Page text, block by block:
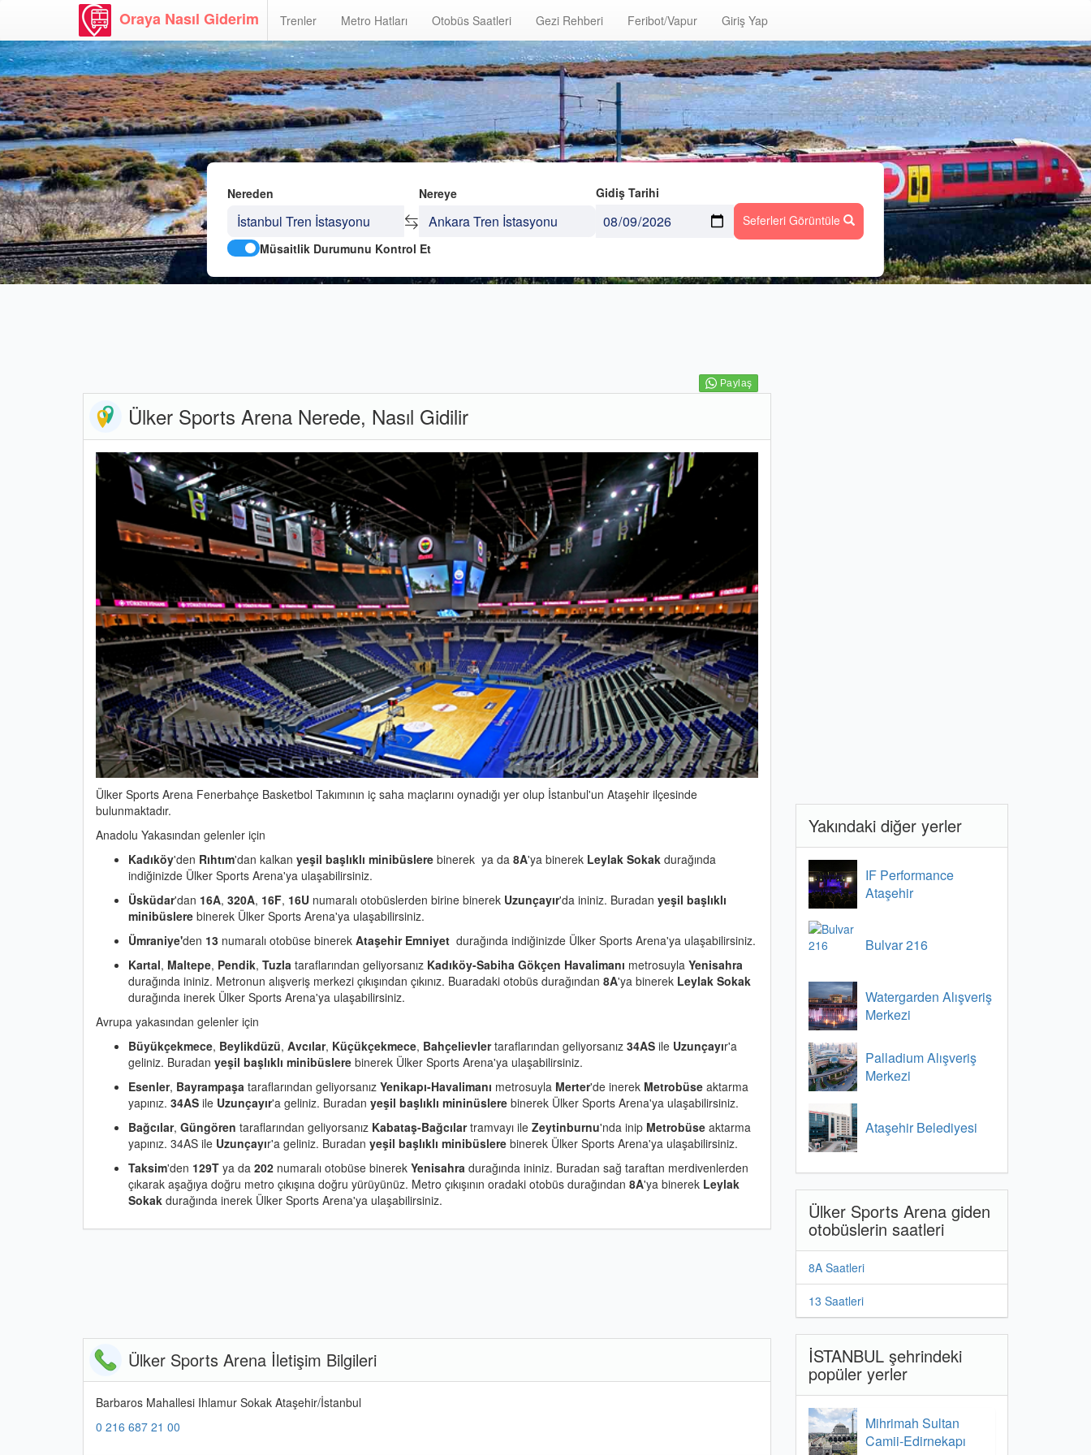
Oraya Nasıl Giderim Trenler Metro Hatları Otobüs Saatleri Gezi Rehberi Feribot/Vapur Giriş Yap
Nereden Nereye
Gidiş Tarihi
Seferleri Görüntüle
Müsaitlik Durumunu Kontrol Et
Paylaş
Ülker Sports Arena Nerede, Nasıl Gidilir
Ülker Sports Arena Fenerbahçe Basketbol Takımının iç saha maçlarını oynadığı yer olup İstanbul'un Ataşehir ilçesinde
bulunmaktadır.
Anadolu Yakasından gelenler için
Kadıköy'den Rıhtım'dan kalkan yeşil başlıklı minibüslere binerek ya da 8A'ya binerek Leylak Sokak durağında
indiğinizde Ülker Sports Arena'ya ulaşabilirsiniz.
Üsküdar'dan 16A, 320A, 16F, 16U numaralı otobüslerden birine binerek Uzunçayır'da ininiz. Buradan yeşil başlıklı
minibüslere binerek Ülker Sports Arena'ya ulaşabilirsiniz.
Ümraniye'den 13 numaralı otobüse binerek Ataşehir Emniyet durağında indiğinizde Ülker Sports Arena'ya ulaşabilirsiniz.
Kartal, Maltepe, Pendik, Tuzla taraflarından geliyorsanız Kadıköy-Sabiha Gökçen Havalimanı metrosuyla Yenisahra
durağında ininiz. Metronun alışveriş merkezi çıkışından çıkınız. Buaradaki otobüs durağından 8A'ya binerek Leylak Sokak
durağında inerek Ülker Sports Arena'ya ulaşabilirsiniz.
Avrupa yakasından gelenler için
Büyükçekmece, Beylikdüzü, Avcılar, Küçükçekmece, Bahçelievlertaraflarından geliyorsanız 34AS ile Uzunçayır'a
geliniz. Buradan yeşil başlıklı minibüslere binerek Ülker Sports Arena'ya ulaşabilirsiniz.
Esenler, Bayrampaşa taraflarından geliyorsanız Yenikapı-Havalimanı metrosuyla Merter'de inerek Metrobüse aktarma
yapınız. 34AS ile Uzunçayır'a geliniz. Buradan yeşil başlıklı mininüslere binerek Ülker Sports Arena'ya ulaşabilirsiniz.
Bağcılar, Güngören taraflarından geliyorsanız Kabataş-Bağcılartramvayı ile Zeytinburnu'nda inip Metrobüse aktarma
yapınız. 34AS ile Uzunçayır'a geliniz. Buradan yeşil başlıklı minibüslere binerek Ülker Sports Arena'ya ulaşabilirsiniz.
Taksim'den 129T ya da 202 numaralı otobüse binerek Yenisahra durağında ininiz. Buradan sağ taraftan merdivenlerden
çıkarak aşağıya doğru metro çıkışına doğru yürüyünüz. Metro çıkışının oradaki otobüs durağından 8A'ya binerek Leylak
Sokak durağında inerek Ülker Sports Arena'ya ulaşabilirsiniz.
Ülker Sports Arena İletişim Bilgileri
Barbaros Mahallesi Ihlamur Sokak Ataşehir/İstanbul
0 216 687 21 00
Yakındaki diğer yerler
IF Performance
Ataşehir
Bulvar 216
Watergarden Alışveriş
Merkezi
Palladium Alışveriş
Merkezi
Ataşehir Belediyesi
Ülker Sports Arena giden
otobüslerin saatleri
8A Saatleri
13 Saatleri
İSTANBUL şehrindeki
popüler yerler
Mihrimah Sultan
Camii-Edirnekapı